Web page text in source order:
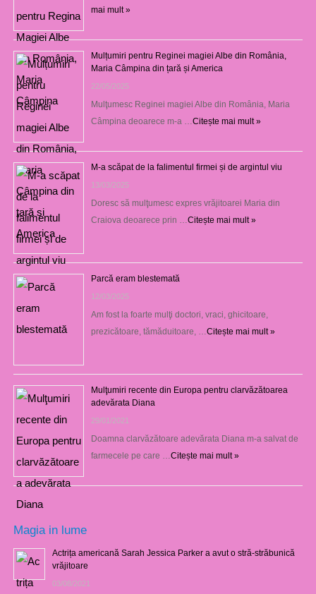
mai mult »
Mulțumiri pentru Reginei magiei Albe din România,
Maria Câmpina din țară și America
22/05/2025
Mulţumesc Reginei magiei Albe din România, Maria
Câmpina deoarece m-a … Citește mai mult »
M-a scăpat de la falimentul firmei și de argintul viu
13/03/2025
Doresc să mulţumesc expres vrăjitoarei Maria din
Craiova deoarece prin … Citește mai mult »
Parcă eram blestemată
12/03/2025
Am fost la foarte mulţi doctori, vraci, ghicitoare,
prezicătoare, tămăduitoare, … Citește mai mult »
Mulţumiri recente din Europa pentru clarvăzătoarea
adevărata Diana
29/01/2021
Doamna clarvăzătoare adevărata Diana m-a salvat de
farmecele pe care … Citește mai mult »
Magia in lume
Actrița americană Sarah Jessica Parker a avut o stră-străbunică
vrăjitoare
03/08/2021